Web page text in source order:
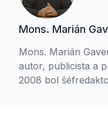
Mons. Marián
Mons. Marián
autor, publicista a
2008 bol